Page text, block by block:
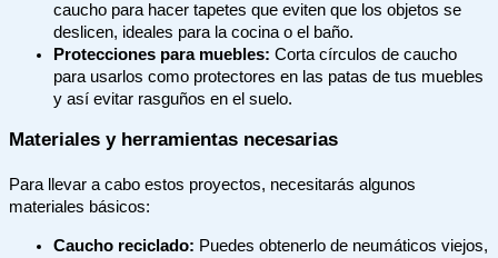
caucho para hacer tapetes que eviten que los objetos se
deslicen, ideales para la cocina o el baño.
Protecciones para muebles: Corta círculos de caucho
para usarlos como protectores en las patas de tus muebles
y así evitar rasguños en el suelo.
Materiales y herramientas necesarias
Para llevar a cabo estos proyectos, necesitarás algunos
materiales básicos:
Caucho reciclado: Puedes obtenerlo de neumáticos viejos,